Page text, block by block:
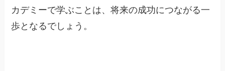
カデミーで学ぶことは、将来の成功につながる一
歩となるでしょう。